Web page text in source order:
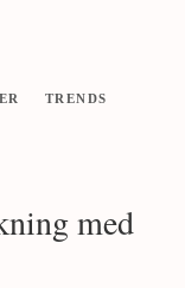
TRENDS
med